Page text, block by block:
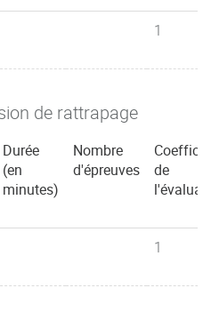
1
de rattrapage
Durée
(en
minutes)
Nombre
d'épreuves
de
1